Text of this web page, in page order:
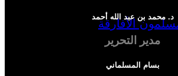
د. محمد بن عبد الله أحمد
مدير التحرير
بسام المسلماني